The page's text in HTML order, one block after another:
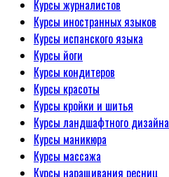
Курсы журналистов
Курсы иностранных языков
Курсы испанского языка
Курсы йоги
Курсы кондитеров
Курсы красоты
Курсы кройки и шитья
Курсы ландшафтного дизайна
Курсы маникюра
Курсы массажа
Курсы наращивания ресниц